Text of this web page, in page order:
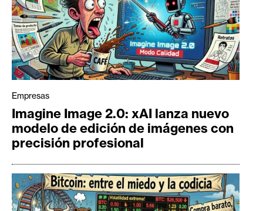
Empresas
Imagine Image 2.0: xAI lanza nuevo
modelo de edición de imágenes con
precisión profesional